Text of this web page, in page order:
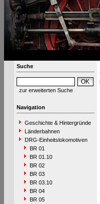
Suche
zur erweiterten Suche
Navigation
Geschichte & Hintergründe
Länderbahnen
DRG-Einheitslokomotiven
BR 01
BR 01.10
BR 02
BR 03
BR 03.10
BR 04
BR 05